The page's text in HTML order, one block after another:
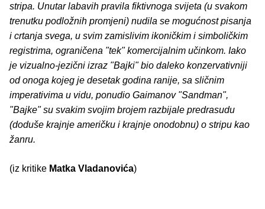
stripa. Unutar labavih pravila fiktivnoga svijeta (u svakom
trenutku podložnih promjeni) nudila se mogućnost pisanja
i crtanja svega, u svim zamislivim ikoničkim i simboličkim
registrima, ograničena "tek" komercijalnim učinkom. Iako
je vizualno-jezični izraz "Bajki" bio daleko konzervativniji
od onoga kojeg je desetak godina ranije, sa sličnim
imperativima u vidu, ponudio Gaimanov "Sandman",
"Bajke" su svakim svojim brojem razbijale predrasudu
(doduše krajnje američku i krajnje onodobnu) o stripu kao
žanru.
(iz kritike Matka Vladanovića)